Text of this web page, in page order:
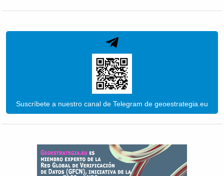
Suscríbete a nuestro canal de Telegram de geoestrategia.eu